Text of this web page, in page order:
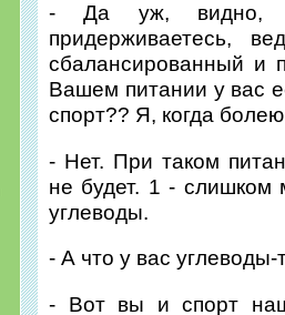
- Да уж, видно,
придерживаетесь,
сбалансированный и
Вашем питании у вас
спорт?? Я, когда
- Нет. При таком
не будет. 1 - слишком
углеводы.
- А что у вас
- Вот вы и спорт